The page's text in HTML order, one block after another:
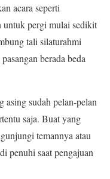
acara seperti
untuk pergi mulai sedikit
tali silaturahmi
berada beda
asing sudah pelan-pelan
saja. Buat yang
temannya atau
penuhi saat pengajuan